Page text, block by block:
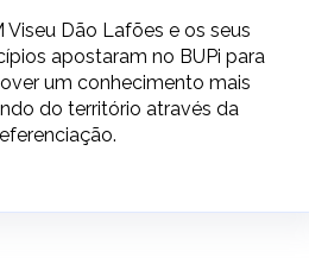
Viseu Dão Lafões e os seus
apostaram no BUPi para
um conhecimento mais
do território através da